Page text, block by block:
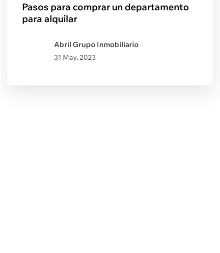
Pasos para comprar un departamento
para alquilar
Abril Grupo Inmobiliario
31 May. 2023